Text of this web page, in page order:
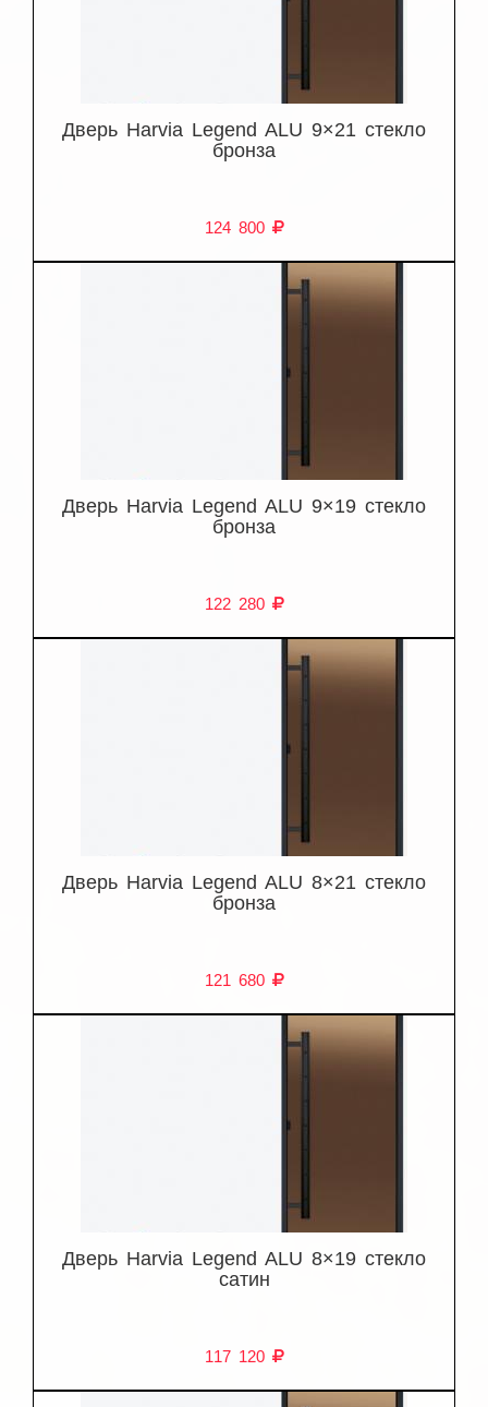
Дверь Harvia Legend ALU 9×21 стекло
бронза
124 800
Дверь Harvia Legend ALU 9×19 стекло
бронза
122 280
Дверь Harvia Legend ALU 8×21 стекло
бронза
121 680
Дверь Harvia Legend ALU 8×19 стекло
сатин
117 120